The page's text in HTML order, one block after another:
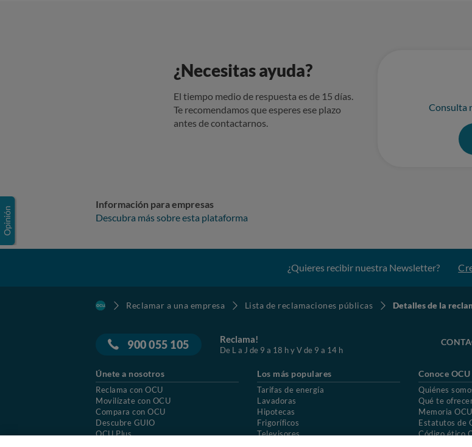
¿Necesitas ayuda?
El tiempo medio de respuesta es de 15 días.
Te recomendamos que esperes ese plazo
antes de contactarnos.
Consulta
Información para empresas
Descubra más sobre esta plataforma
¿Quieres recibir nuestra Newsletter?
Reclamar a una empresa Lista de reclamaciones públicas Detalles de la
900 055 105 Reclama!
De L a J de 9 a 18 h y V de 9 a 14 h
Únete a nosotros
Reclama con OCU
Movilízate con OCU
Compara con OCU
Descubre GUIO
OCU Plus
Los más populares
Tarifas de energía
Lavadoras
Hipotecas
Frigoríficos
Televisores
Conoce OCU
Quiénes
Qué te
Memoria OCU
Estatutos de
Código ético